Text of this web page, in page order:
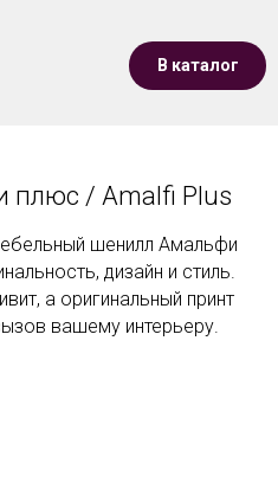
В каталог
/ Amalfi Plus
шенилл Амальфи
дизайн и стиль.
а оригинальный принт
вашему интерьеру.